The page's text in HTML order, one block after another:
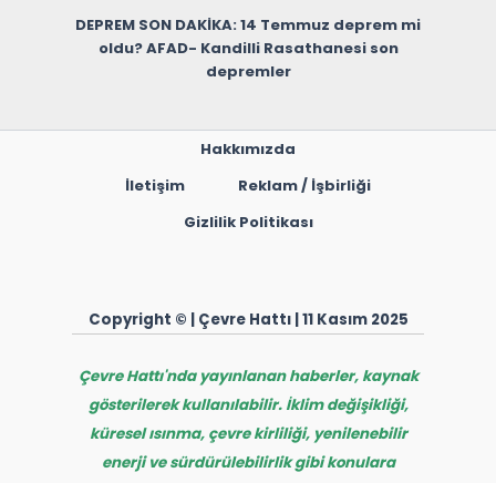
DEPREM SON DAKİKA: 14 Temmuz deprem mi
oldu? AFAD- Kandilli Rasathanesi son
depremler
Hakkımızda
İletişim
Reklam / İşbirliği
Gizlilik Politikası
Copyright © | Çevre Hattı | 11 Kasım 2025
Çevre Hattı'nda yayınlanan haberler, kaynak
gösterilerek kullanılabilir. İklim değişikliği,
küresel ısınma, çevre kirliliği, yenilenebilir
enerji ve sürdürülebilirlik gibi konulara